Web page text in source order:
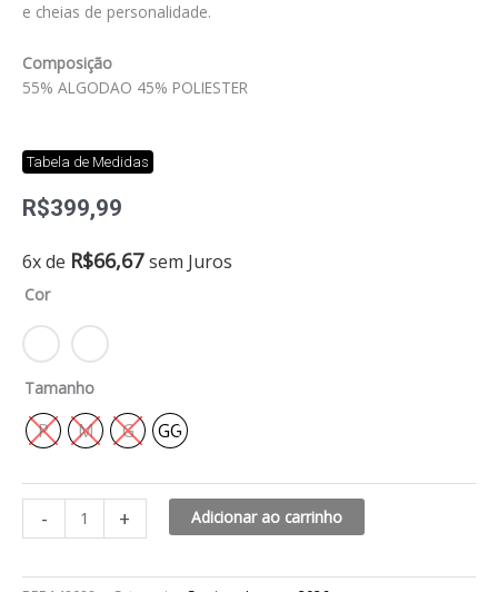
e cheias de personalidade.
Composição
55% ALGODAO 45% POLIESTER
Tabela de Medidas
R$399,99
6x de R$66,67 sem Juros
Cor
Tamanho
P M G GG
-
Camisa
laço
opcional
quantidade
+ Adicionar ao carrinho